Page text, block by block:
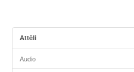
Attēli
Audio